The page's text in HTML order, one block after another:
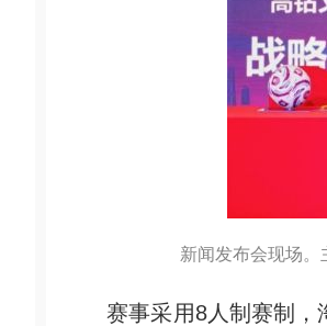
新闻发布会现场。
赛事采用8人制赛制，淘